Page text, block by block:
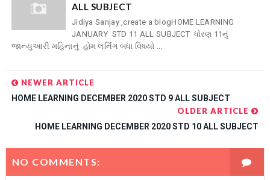
ALL SUBJECT
Jidiya Sanjay ,create a blogHOME LEARNING
JANUARY STD 11 ALL SUBJECT ધોરણ 11નું
જાન્યુઆરી મહિનાનું હોમ લર્નિંગ બધા વિષયો ...
NEWER ARTICLE
HOME LEARNING DECEMBER 2020 STD 9 ALL SUBJECT
OLDER ARTICLE
HOME LEARNING DECEMBER 2020 STD 10 ALL SUBJECT
NO COMMENTS: